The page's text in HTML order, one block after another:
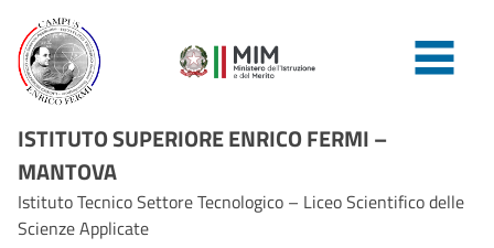
ISTITUTO SUPERIORE ENRICO FERMI –
MANTOVA
Istituto Tecnico Settore Tecnologico – Liceo Scientifico delle
Scienze Applicate